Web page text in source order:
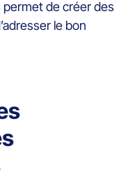
de créer des
le bon